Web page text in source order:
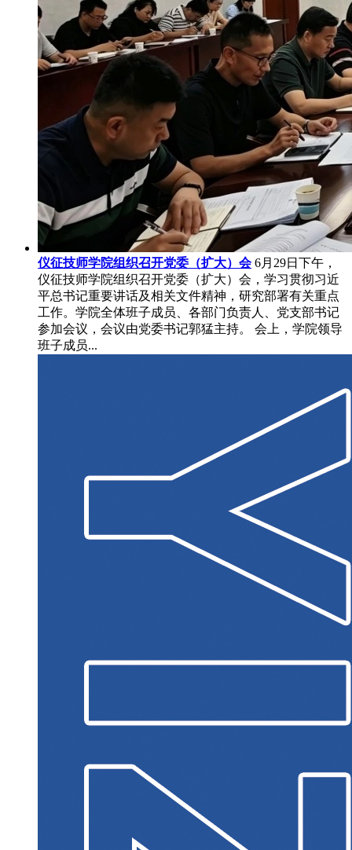
仪征技师学院组织召开党委（扩大）会 6月29日下午，
仪征技师学院组织召开党委（扩大）会，学习贯彻习近
平总书记重要讲话及相关文件精神，研究部署有关重点
工作。学院全体班子成员、各部门负责人、党支部书记
参加会议，会议由党委书记郭猛主持。 会上，学院领导
班子成员...